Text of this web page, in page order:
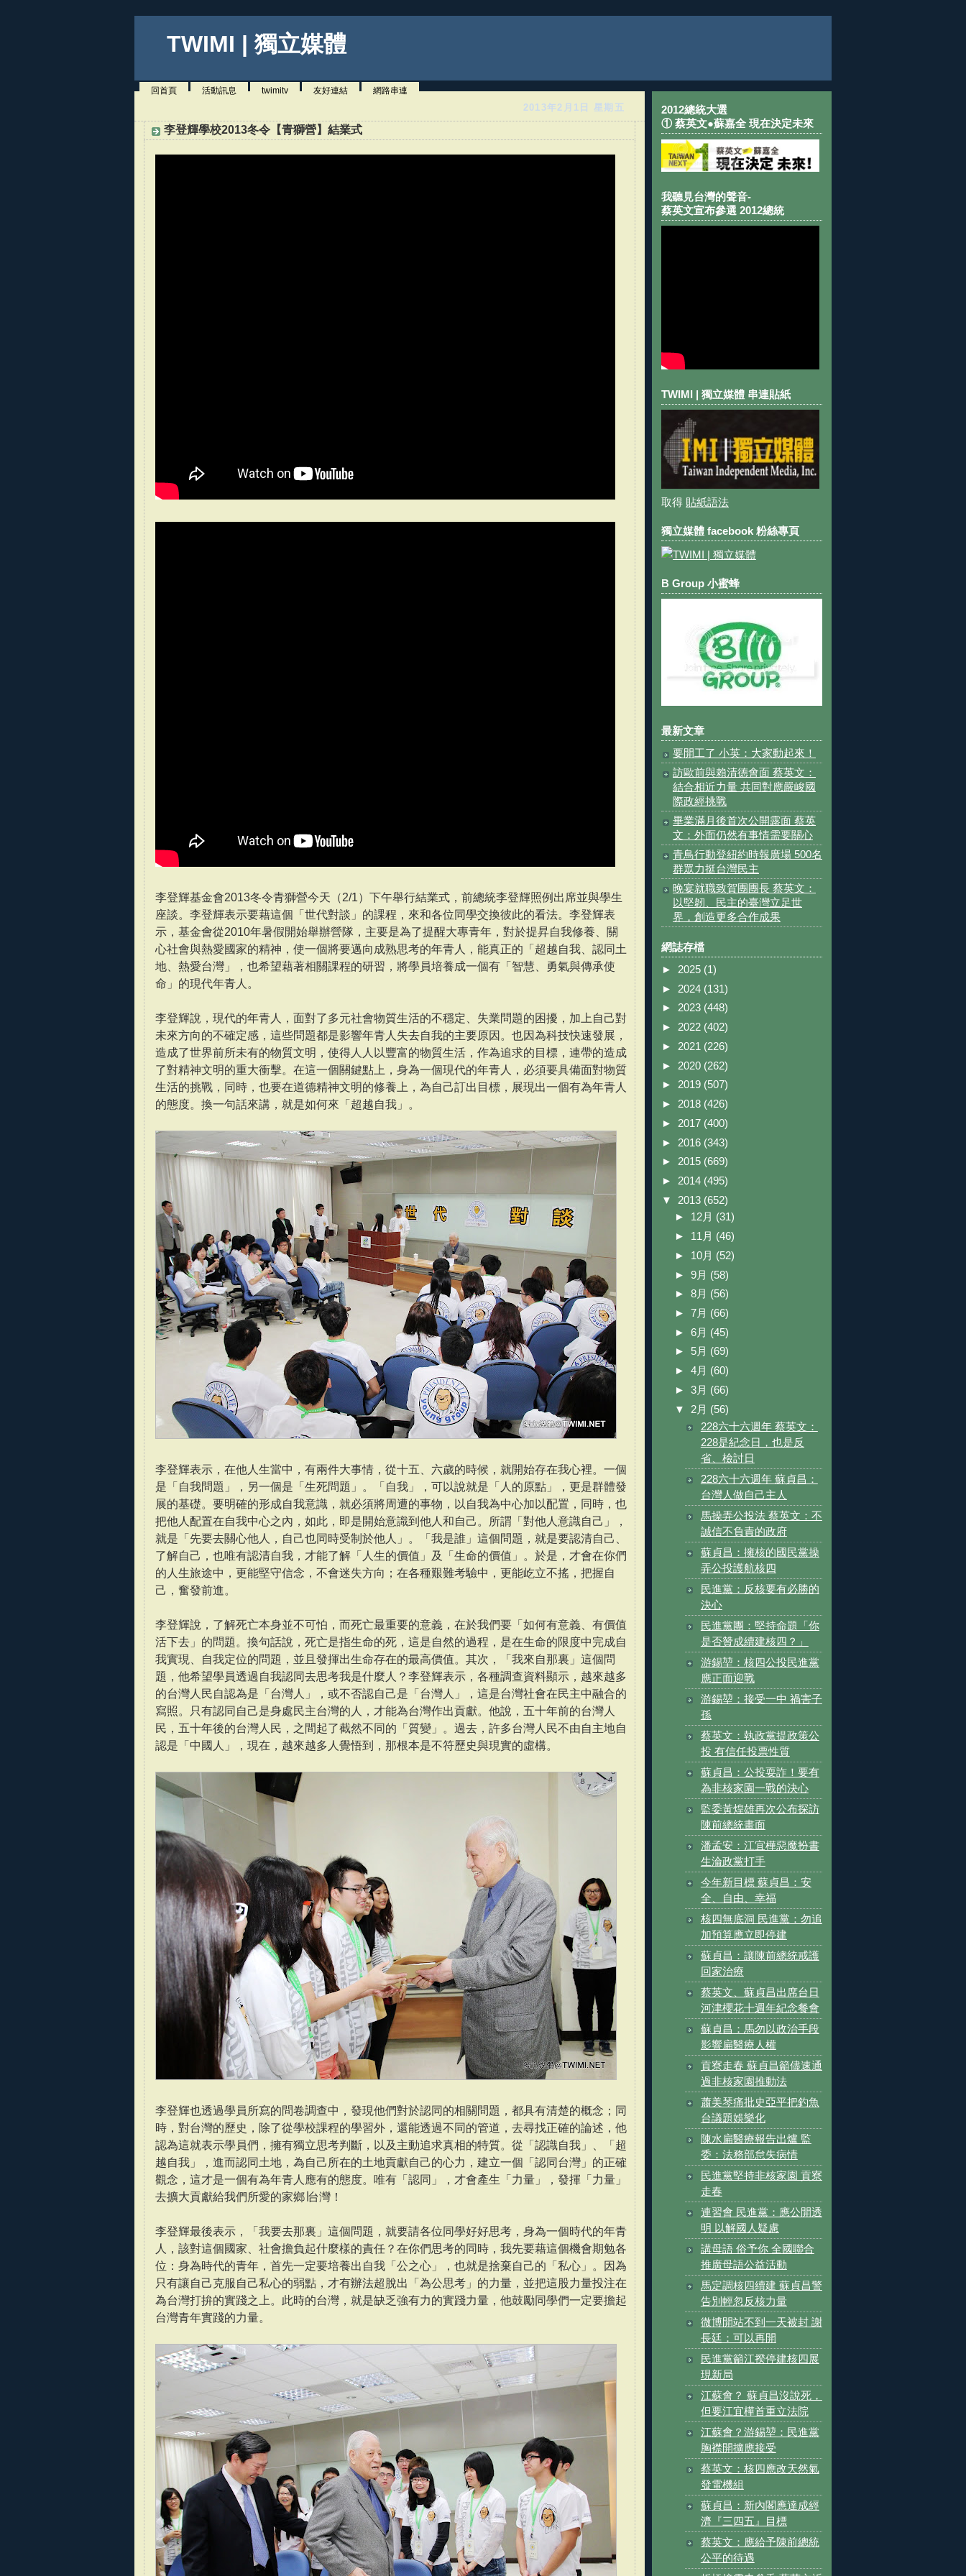
TWIMI | 獨立媒體
回首頁 活動訊息 twimitv 友好連結 網路串連
2013年2月1日 星期五
李登輝學校2013冬令【青獅營】結業式
李登輝基金會2013冬令青獅營今天（2/1）下午舉行結業式，前總統李登輝照例出席並與學生
座談。李登輝表示要藉這個「世代對談」的課程，來和各位同學交換彼此的看法。李登輝表
示，基金會從2010年暑假開始舉辦營隊，主要是為了提醒大專青年，對於提昇自我修養、關
心社會與熱愛國家的精神，使一個將要邁向成熟思考的年青人，能真正的「超越自我、認同土
地、熱愛台灣」，也希望藉著相關課程的研習，將學員培養成一個有「智慧、勇氣與傳承使
命」的現代年青人。
李登輝說，現代的年青人，面對了多元社會物質生活的不穩定、失業問題的困擾，加上自己對
未來方向的不確定感，這些問題都是影響年青人失去自我的主要原因。也因為科技快速發展，
造成了世界前所未有的物質文明，使得人人以豐富的物質生活，作為追求的目標，連帶的造成
了對精神文明的重大衝擊。在這一個關鍵點上，身為一個現代的年青人，必須要具備面對物質
生活的挑戰，同時，也要在道德精神文明的修養上，為自己訂出目標，展現出一個有為年青人
的態度。換一句話來講，就是如何來「超越自我」。
李登輝表示，在他人生當中，有兩件大事情，從十五、六歲的時候，就開始存在我心裡。一個
是「自我問題」，另一個是「生死問題」。「自我」，可以說就是「人的原點」，更是群體發
展的基礎。要明確的形成自我意識，就必須將周遭的事物，以自我為中心加以配置，同時，也
把他人配置在自我中心之內，如此，即是開始意識到他人和自己。所謂「對他人意識自己」，
就是「先要去關心他人，自己也同時受制於他人」。「我是誰」這個問題，就是要認清自己、
了解自己，也唯有認清自我，才能了解「人生的價值」及「生命的價值」。於是，才會在你們
的人生旅途中，更能堅守信念，不會迷失方向；在各種艱難考驗中，更能屹立不搖，把握自
己，奮發前進。
李登輝說，了解死亡本身並不可怕，而死亡最重要的意義，在於我們要「如何有意義、有價值
活下去」的問題。換句話說，死亡是指生命的死，這是自然的過程，是在生命的限度中完成自
我實現、自我定位的問題，並且發揮出生命存在的最高價值。其次，「我來自那裏」這個問
題，他希望學員透過自我認同去思考我是什麼人？李登輝表示，各種調查資料顯示，越來越多
的台灣人民自認為是「台灣人」，或不否認自己是「台灣人」，這是台灣社會在民主中融合的
寫照。只有認同自己是身處民主台灣的人，才能為台灣作出貢獻。他說，五十年前的台灣人
民，五十年後的台灣人民，之間起了截然不同的「質變」。過去，許多台灣人民不由自主地自
認是「中國人」，現在，越來越多人覺悟到，那根本是不符歷史與現實的虛構。
李登輝也透過學員所寫的問卷調查中，發現他們對於認同的相關問題，都具有清楚的概念；同
時，對台灣的歷史，除了從學校課程的學習外，還能透過不同的管道，去尋找正確的論述，他
認為這就表示學員們，擁有獨立思考判斷，以及主動追求真相的特質。從「認識自我」、「超
越自我」，進而認同土地，為自己所在的土地貢獻自己的心力，建立一個「認同台灣」的正確
觀念，這才是一個有為年青人應有的態度。唯有「認同」，才會產生「力量」，發揮「力量」
去擴大貢獻給我們所愛的家鄉∣台灣！
李登輝最後表示，「我要去那裏」這個問題，就要請各位同學好好思考，身為一個時代的年青
人，該對這個國家、社會擔負起什麼樣的責任？在你們思考的同時，我先要藉這個機會期勉各
位：身為時代的青年，首先一定要培養出自我「公之心」，也就是捨棄自己的「私心」。因為
只有讓自己克服自己私心的弱點，才有辦法超脫出「為公思考」的力量，並把這股力量投注在
為台灣打拚的實踐之上。此時的台灣，就是缺乏強有力的實踐力量，他鼓勵同學們一定要擔起
台灣青年實踐的力量。
2012總統大選
① 蔡英文●蘇嘉全 現在決定未來
我聽見台灣的聲音-
蔡英文宣布參選 2012總統
TWIMI | 獨立媒體 串連貼紙
取得 貼紙語法
獨立媒體 facebook 粉絲專頁
B Group 小蜜蜂
最新文章
要開工了 小英：大家動起來！
訪歐前與賴清德會面 蔡英文：
結合相近力量 共同對應嚴峻國
際政經挑戰
畢業滿月後首次公開露面 蔡英
文：外面仍然有事情需要關心
青鳥行動登紐約時報廣場 500名
群眾力挺台灣民主
晚宴就職致賀團團長 蔡英文：
以堅韌、民主的臺灣立足世
界，創造更多合作成果
網誌存檔
► 2025 (1)
► 2024 (131)
► 2023 (448)
► 2022 (402)
► 2021 (226)
► 2020 (262)
► 2019 (507)
► 2018 (426)
► 2017 (400)
► 2016 (343)
► 2015 (669)
► 2014 (495)
▼ 2013 (652)
► 12月 (31)
► 11月 (46)
► 10月 (52)
► 9月 (58)
► 8月 (56)
► 7月 (66)
► 6月 (45)
► 5月 (69)
► 4月 (60)
► 3月 (66)
▼ 2月 (56)
228六十六週年 蔡英文：
228是紀念日，也是反
省、檢討日
228六十六週年 蘇貞昌：
台灣人做自己主人
馬操弄公投法 蔡英文：不
誠信不負責的政府
蘇貞昌：擁核的國民黨操
弄公投護航核四
民進黨：反核要有必勝的
決心
民進黨團：堅持命題「你
是否贊成續建核四？」
游錫堃：核四公投民進黨
應正面迎戰
游錫堃：接受一中 禍害子
孫
蔡英文：執政黨提政策公
投 有信任投票性質
蘇貞昌：公投耍詐！要有
為非核家園一戰的決心
監委黃煌雄再次公布探訪
陳前總統畫面
潘孟安：江宜樺惡魔扮書
生淪政黨打手
今年新目標 蘇貞昌：安
全、自由、幸福
核四無底洞 民進黨：勿追
加預算應立即停建
蘇貞昌：讓陳前總統戒護
回家治療
蔡英文、蘇貞昌出席台日
河津櫻花十週年紀念餐會
蘇貞昌：馬勿以政治手段
影響扁醫療人權
貢寮走春 蘇貞昌籲儘速通
過非核家園推動法
蕭美琴痛批史亞平把釣魚
台議題娛樂化
陳水扁醫療報告出爐 監
委：法務部怠失病情
民進黨堅持非核家園 貢寮
走春
連習會 民進黨：應公開透
明 以解國人疑慮
講母語 俗予你 全國聯合
推廣母語公益活動
馬定調核四續建 蘇貞昌警
告別輕忽反核力量
微博開站不到一天被封 謝
長廷：可以再開
民進黨籲江揆停建核四展
現新局
江蘇會？ 蘇貞昌沒說死，
但要江宜樺首重立法院
江蘇會？游錫堃：民進黨
胸襟開擴應接受
蔡英文：核四應改天然氣
發電機組
蘇貞昌：新內閣應達成經
濟『三四五』目標
蔡英文：應給予陳前總統
公平的待遇